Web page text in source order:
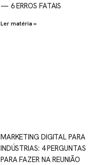
— 6 ERROS FATAIS
Ler matéria »
MARKETING DIGITAL PARA
INDÚSTRIAS: 4 PERGUNTAS
PARA FAZER NA REUNIÃO